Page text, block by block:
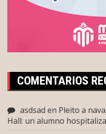
COMENTARIOS
asdsad en Pleito a
Hall: un alumno